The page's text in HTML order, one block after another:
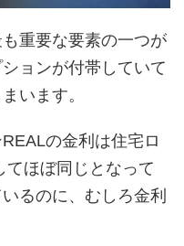
重要な要素の一つが
ョンが付帯していて
います。
の金利は住宅ロ
てほぼ同じとなって
るのに、むしろ金利